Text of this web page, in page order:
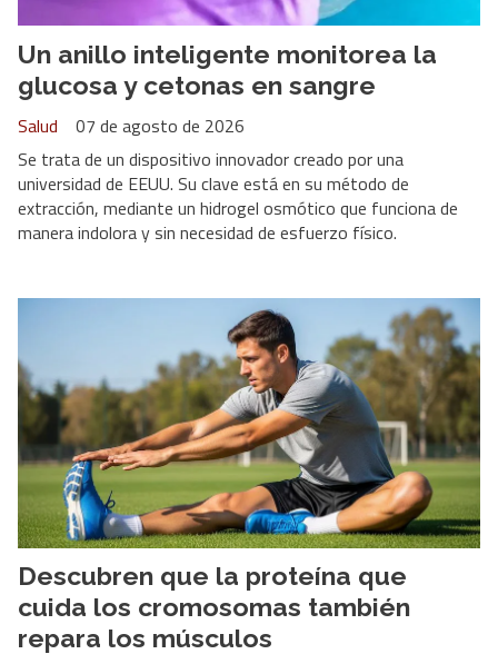
Un anillo inteligente monitorea la
glucosa y cetonas en sangre
Salud
07 de agosto de 2026
Se trata de un dispositivo innovador creado por una
universidad de EEUU. Su clave está en su método de
extracción, mediante un hidrogel osmótico que funciona de
manera indolora y sin necesidad de esfuerzo físico.
Descubren que la proteína que
cuida los cromosomas también
repara los músculos